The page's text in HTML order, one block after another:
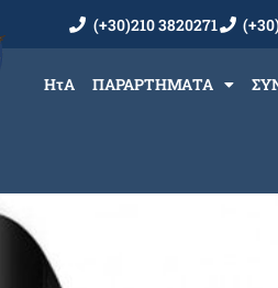
(+30)210 3820271
ΗτΑ ΠΑΡΑΡΤΗΜΑΤΑ